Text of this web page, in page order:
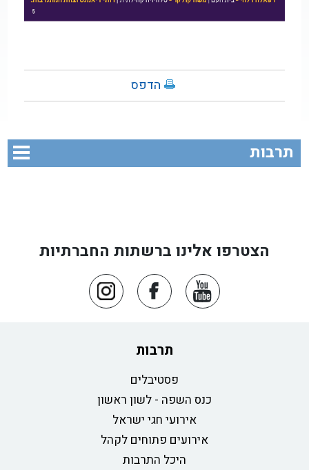
הדפס
תרבות
הצטרפו אלינו ברשתות החברתיות
תרבות
פסטיבלים
כנס השפה - לשון ראשון
אירועי חגי ישראל
אירועים פתוחים לקהל
היכל התרבות